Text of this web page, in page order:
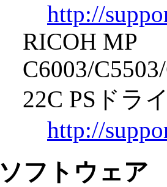
http://
RICOH MP
C6003/
22C PSドラ
http://
ソフトウェア